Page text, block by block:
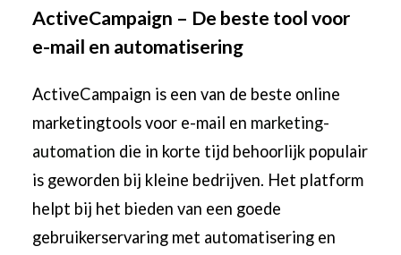
ActiveCampaign – De beste tool voor
e-mail en automatisering
ActiveCampaign is een van de beste online
marketingtools voor e-mail en marketing-
automation die in korte tijd behoorlijk populair
is geworden bij kleine bedrijven. Het platform
helpt bij het bieden van een goede
gebruikerservaring met automatisering en